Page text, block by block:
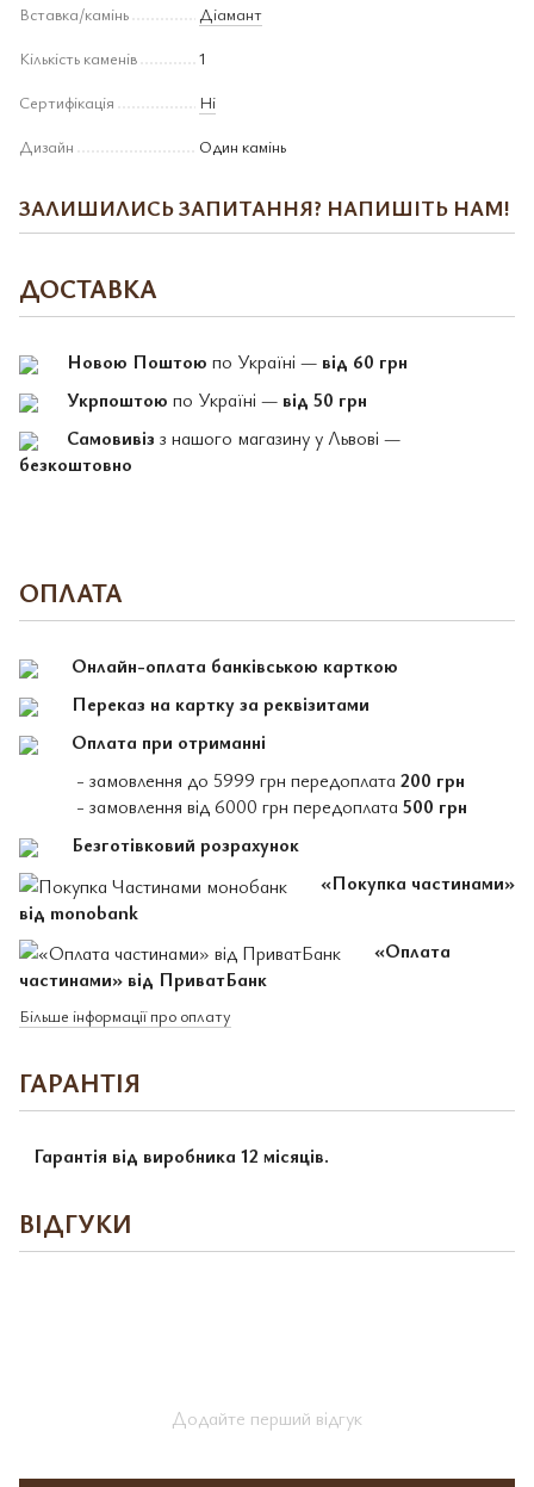
Вставка/камінь
Діамант
Кількість каменів
1
Сертифікація
Ні
Дизайн
Один камінь
ЗАЛИШИЛИСЬ ЗАПИТАННЯ? НАПИШІТЬ НАМ!
ДОСТАВКА
Новою Поштою по Україні — від 60 грн
Укрпоштою по Україні — від 50 грн
Самовивіз з нашого магазину у Львові —
безкоштовно
ОПЛАТА
Онлайн-оплата банківською карткою
Переказ на картку за реквізитами
Оплата при отриманні
- замовлення до 5999 грн передоплата 200 грн
- замовлення від 6000 грн передоплата 500 грн
Безготівковий розрахунок
«Покупка частинами»
від monobank
«Оплата
частинами» від ПриватБанк
Більше інформації про оплату
ГАРАНТІЯ
Гарантія від виробника 12 місяців.
ВІДГУКИ
Додайте перший відгук